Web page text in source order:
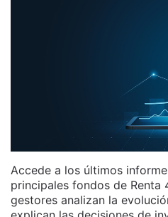
Accede a los últimos
principales fondos de Renta
gestores analizan la